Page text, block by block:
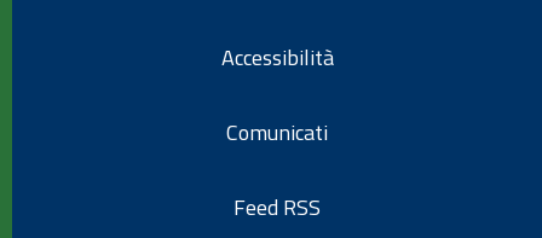
Accessibilità
Comunicati
Feed RSS